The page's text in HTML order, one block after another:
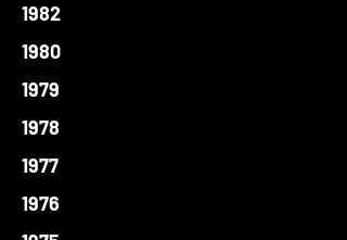
1982
1980
1979
1978
1977
1976